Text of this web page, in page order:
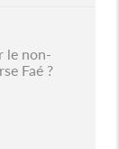
le non-
Faé ?